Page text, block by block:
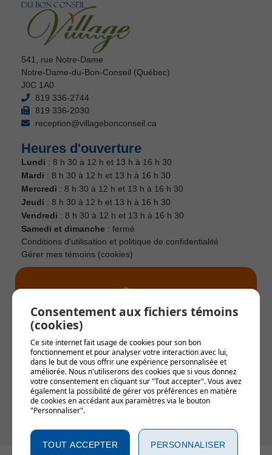
541, rue Notre-Dame
Notre-Dame-du-Bon-Conseil (Québec)
J0C 1A0
819 336-2744
819 336-2030
reception@villagebonconseil.ca
Heures d'ouverture
Lundi : 8 h 30 à 12 h et 13 h à 16 h 30
Mardi : 8 h 30 à 12 h et 13 h à 16 h 30
Mercredi : 8 h 30 à 12 h et 13 h à 16 h 30
Jeudi : 8 h 30 à 12 h et 13 h à 16 h 30
Vendredi : 8 h 30 à 12 h et 13 h à 16 h 30
Samedi et dimanche : fermé
Conditions d'utilisation et politique de confidentialité
Gérer mes témoins (cookies)
Alertes municipales
Soyez le premier informé !
S'INSCRIRE AUX ALERTES
Consentement aux fichiers témoins
(cookies)
Ce site internet fait usage de cookies pour son bon
fonctionnement et pour analyser votre interaction avec lui,
dans le but de vous offrir une expérience personnalisée et
améliorée. Nous n'utiliserons des cookies que si vous donnez
votre consentement en cliquant sur "Tout accepter". Vous avez
également la possibilité de gérer vos préférences en matière
de cookies en accédant aux paramètres via le bouton
"Personnaliser".
TOUT ACCEPTER PERSONNALISER